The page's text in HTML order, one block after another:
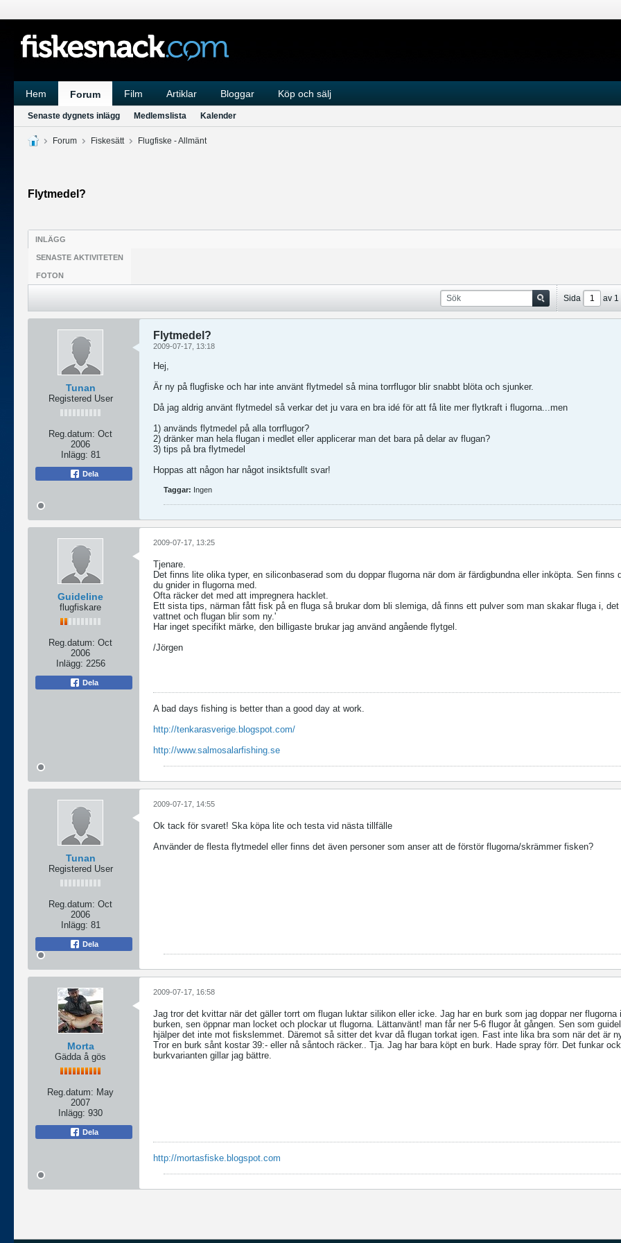
Hem Forum Film Artiklar Bloggar Köp och sälj
Senaste dygnets inlägg Medlemslista Kalender
Forum Fiskesätt Flugfiske - Allmänt
Flytmedel?
INLÄGG
SENASTE AKTIVITETEN
FOTON
Sida av 1
Tunan
Registered User
Reg.datum: Oct
2006
Inlägg: 81
Dela
Flytmedel?
2009-07-17, 13:18
Hej,
Är ny på flugfiske och har inte använt flytmedel så mina torrflugor blir snabbt blöta och sjunker.
Då jag aldrig använt flytmedel så verkar det ju vara en bra idé för att få lite mer flytkraft i flugorna...men
1) används flytmedel på alla torrflugor?
2) dränker man hela flugan i medlet eller applicerar man det bara på delar av flugan?
3) tips på bra flytmedel
Hoppas att någon har något insiktsfullt svar!
Taggar: Ingen
Guideline
flugfiskare
Reg.datum: Oct
2006
Inlägg: 2256
Dela
2009-07-17, 13:25
Tjenare.
Det finns lite olika typer, en siliconbaserad som du doppar flugorna när dom är färdigbundna eller inköpta. Sen finns
du gnider in flugorna med.
Ofta räcker det med att impregnera hacklet.
Ett sista tips, närman fått fisk på en fluga så brukar dom bli slemiga, då finns ett pulver som man skakar fluga i, det
vattnet och flugan blir som ny.'
Har inget specifikt märke, den billigaste brukar jag använd angående flytgel.
/Jörgen
A bad days fishing is better than a good day at work.
http://tenkarasverige.blogspot.com/
http://www.salmosalarfishing.se
Tunan
Registered User
Reg.datum: Oct
2006
Inlägg: 81
Dela
2009-07-17, 14:55
Ok tack för svaret! Ska köpa lite och testa vid nästa tillfälle
Använder de flesta flytmedel eller finns det även personer som anser att de förstör flugorna/skrämmer fisken?
Morta
Gädda å gös
Reg.datum: May
2007
Inlägg: 930
Dela
2009-07-17, 16:58
Jag tror det kvittar när det gäller torrt om flugan luktar silikon eller icke. Jag har en burk som jag doppar ner flugorna
burken, sen öppnar man locket och plockar ut flugorna. Lättanvänt! man får ner 5-6 flugor åt gången. Sen som
hjälper det inte mot fiskslemmet. Däremot så sitter det kvar då flugan torkat igen. Fast inte lika bra som när det är
Tror en burk sånt kostar 39:- eller nå såntoch räcker.. Tja. Jag har bara köpt en burk. Hade spray förr. Det funkar
burkvarianten gillar jag bättre.
http://mortasfiske.blogspot.com